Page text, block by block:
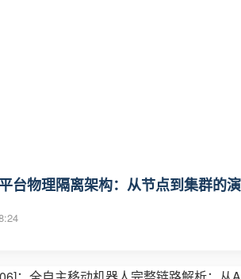
台物理隔离架构：从节点到集群的